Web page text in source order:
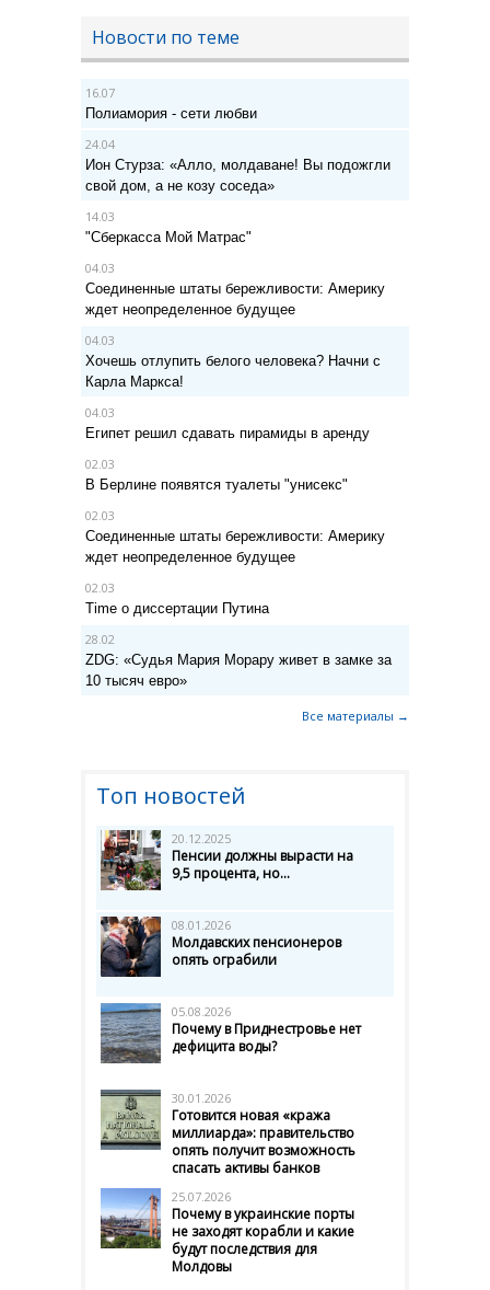
Новости по теме
16.07
Полиамория - сети любви
24.04
Ион Стурза: «Алло, молдаване! Вы подожгли
свой дом, а не козу соседа»
14.03
"Сберкасса Мой Матрас"
04.03
Соединенные штаты бережливости: Америку
ждет неопределенное будущее
04.03
Хочешь отлупить белого человека? Начни с
Карла Маркса!
04.03
Египет решил сдавать пирамиды в аренду
02.03
В Берлине появятся туалеты "унисекс"
02.03
Соединенные штаты бережливости: Америку
ждет неопределенное будущее
02.03
Time о диссертации Путина
28.02
ZDG: «Судья Мария Морару живет в замке за
10 тысяч евро»
Все материалы →
Топ новостей
20.12.2025
Пенсии должны вырасти на
9,5 процента, но...
08.01.2026
Молдавских пенсионеров
опять ограбили
05.08.2026
Почему в Приднестровье нет
дефицита воды?
30.01.2026
Готовится новая «кража
миллиарда»: правительство
опять получит возможность
спасать активы банков
25.07.2026
Почему в украинские порты
не заходят корабли и какие
будут последствия для
Молдовы